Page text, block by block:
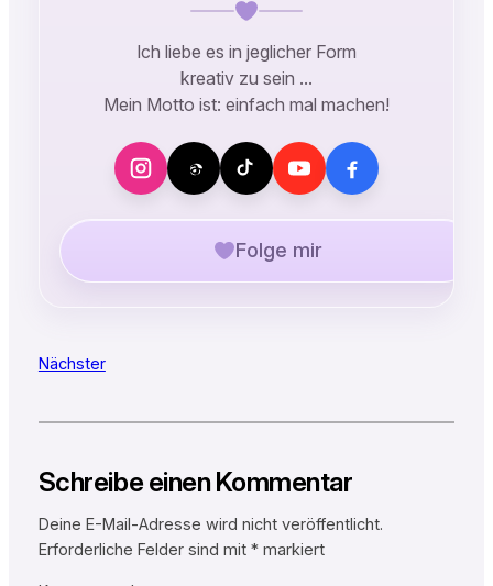
Ich liebe es in jeglicher Form
kreativ zu sein …
Mein Motto ist: einfach mal machen!
Folge mir
Nächster
Schreibe einen Kommentar
Deine E-Mail-Adresse wird nicht veröffentlicht.
Erforderliche Felder sind mit *markiert